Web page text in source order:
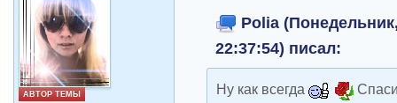
АВТОР ТЕМЫ
Polia
22:37:54) писал:
Ну как всегда